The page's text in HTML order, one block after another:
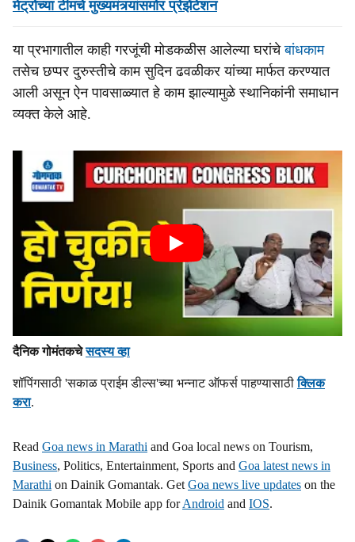
मेट्रोच्या टीमचे मुख्यमंत्र्यांसमोर प्रेझेंटेशन
या प्रभागातील काही गरजूंची मोडकळीस आलेल्या घरांचेबांधकाम
तसेच छप्पर दुरुस्तीचे काम सुदिन ढवळीकर यांच्या मार्फत करण्यात
आली असून ऐन पावसाळ्यात हे काम झाल्यामुळे स्थानिकांनी समाधान
व्यक्त केले आहे.
दैनिक गोमंतकचेसदस्य व्हा
शॉपिंगसाठी 'सकाळ प्राईम डील्स'च्या भन्नाट ऑफर्स पाहण्यासाठीक्लिक
करा.
Read Goa news in Marathi and Goa local news on Tourism,
Business, Politics, Entertainment, Sports and Goa latest news in
Marathi on Dainik Gomantak. Get Goa news live updates on the
Dainik Gomantak Mobile app forAndroid and IOS.